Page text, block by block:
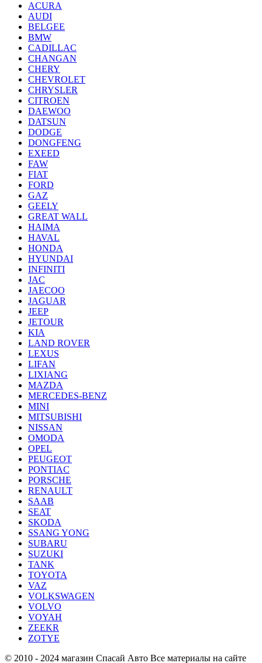
ACURA
AUDI
BELGEE
BMW
CADILLAC
CHANGAN
CHERY
CHEVROLET
CHRYSLER
CITROEN
DAEWOO
DATSUN
DODGE
DONGFENG
EXEED
FAW
FIAT
FORD
GAZ
GEELY
GREAT WALL
HAIMA
HAVAL
HONDA
HYUNDAI
INFINITI
JAC
JAECOO
JAGUAR
JEEP
JETOUR
KIA
LAND ROVER
LEXUS
LIFAN
LIXIANG
MAZDA
MERCEDES-BENZ
MINI
MITSUBISHI
NISSAN
OMODA
OPEL
PEUGEOT
PONTIAC
PORSCHE
RENAULT
SAAB
SEAT
SKODA
SSANG YONG
SUBARU
SUZUKI
TANK
TOYOTA
VAZ
VOLKSWAGEN
VOLVO
VOYAH
ZEEKR
ZOTYE
© 2010 - 2024 магазин Спасай Авто Все материалы на сайте